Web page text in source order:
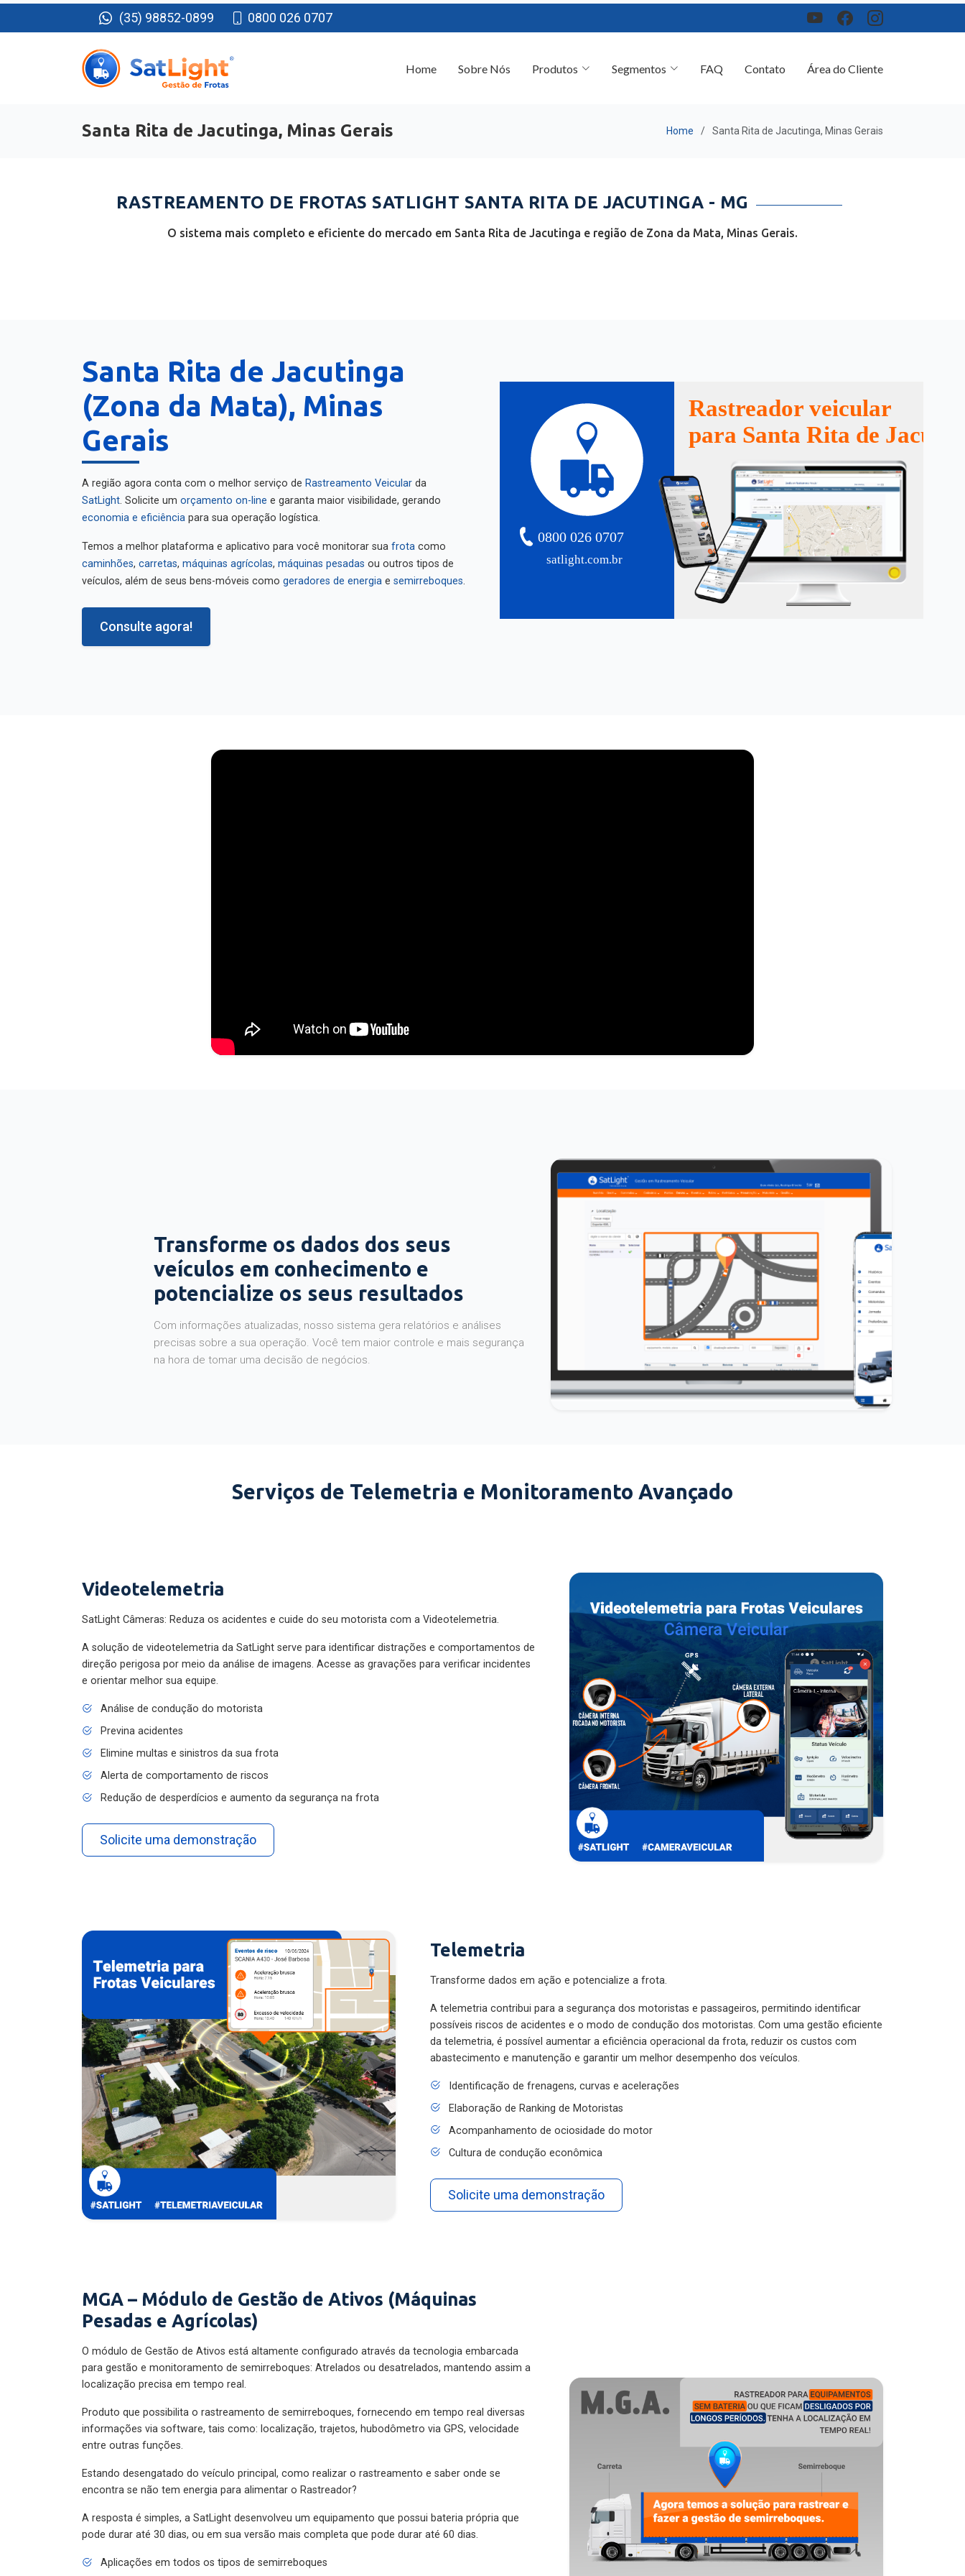
(35) 98852-0899 0800 026 0707
Home Sobre Nós Produtos Segmentos FAQ Contato Área do Cliente
Santa Rita de Jacutinga, Minas Gerais Home Santa Rita de Jacutinga, Minas Gerais
RASTREAMENTO DE FROTAS SATLIGHT SANTA RITA DE JACUTINGA - MG
O sistema mais completo e eficiente do mercado em Santa Rita de Jacutinga e região de Zona da Mata, Minas Gerais.
Santa Rita de Jacutinga
(Zona da Mata), Minas
Gerais
A região agora conta com o melhor serviço de Rastreamento Veicular da
SatLight . Solicite um orçamento on-line e garanta maior visibilidade, gerando
economia e eficiência para sua operação logística.
Temos a melhor plataforma e aplicativo para você monitorar sua frota como
caminhões carretas máquinas agrícolas máquinas pesadas ou outros tipos de
veículos, além de seus bens-móveis como geradores de energia e semirreboques
Consulte agora!
satlight.com.br
0800 026 0707
Rastreador veicular
para Santa Rita de
Transforme os dados dos seus
veículos em conhecimento e
potencialize os seus resultados
Com informações atualizadas, nosso sistema gera relatórios e análises
precisas sobre a sua operação. Você tem maior controle e mais segurança
na hora de tomar uma decisão de negócios.
Serviços de Telemetria e Monitoramento Avançado
Videotelemetria
SatLight Câmeras: Reduza os acidentes e cuide do seu motorista com a Videotelemetria.
A solução de videotelemetria da SatLight serve para identificar distrações e comportamentos de
direção perigosa por meio da análise de imagens. Acesse as gravações para verificar incidentes
e orientar melhor sua equipe.
Análise de condução do motorista
Previna acidentes
Elimine multas e sinistros da sua frota
Alerta de comportamento de riscos
Redução de desperdícios e aumento da segurança na frota
Solicite uma demonstração
Telemetria
Transforme dados em ação e potencialize a frota.
A telemetria contribui para a segurança dos motoristas e passageiros, permitindo identificar
possíveis riscos de acidentes e o modo de condução dos motoristas. Com uma gestão eficiente
da telemetria, é possível aumentar a eficiência operacional da frota, reduzir os custos com
abastecimento e manutenção e garantir um melhor desempenho dos veículos.
Identificação de frenagens, curvas e acelerações
Elaboração de Ranking de Motoristas
Acompanhamento de ociosidade do motor
Cultura de condução econômica
Solicite uma demonstração
MGA – Módulo de Gestão de Ativos (Máquinas
Pesadas e Agrícolas)
O módulo de Gestão de Ativos está altamente configurado através da tecnologia embarcada
para gestão e monitoramento de semirreboques: Atrelados ou desatrelados, mantendo assim a
localização precisa em tempo real.
Produto que possibilita o rastreamento de semirreboques, fornecendo em tempo real diversas
informações via software, tais como: localização, trajetos, hubodômetro via GPS, velocidade
entre outras funções.
Estando desengatado do veículo principal, como realizar o rastreamento e saber onde se
encontra se não tem energia para alimentar o Rastreador?
A resposta é simples, a SatLight desenvolveu um equipamento que possui bateria própria que
pode durar até 30 dias, ou em sua versão mais completa que pode durar até 60 dias.
Aplicações em todos os tipos de semirreboques